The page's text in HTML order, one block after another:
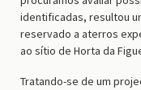
identificadas, resultou
reservado a aterros
ao sítio de Horta da
Tratando-se de um